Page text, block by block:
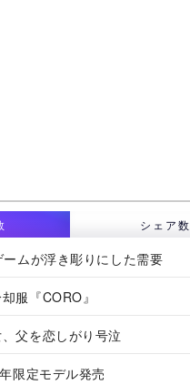
シェア数
ームが浮き彫りにした需要
服『CORO』
父を恋しがり号泣
限定モデル発売